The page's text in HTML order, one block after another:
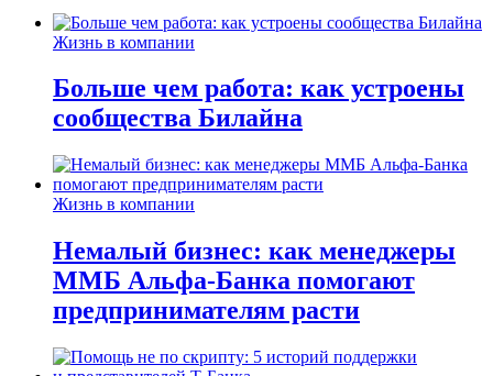
Жизнь в компании
Больше чем работа: как устроены
сообщества Билайна
Жизнь в компании
Немалый бизнес: как менеджеры
ММБ Альфа-Банка помогают
предпринимателям расти